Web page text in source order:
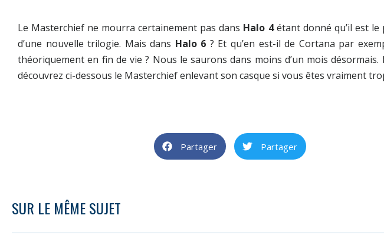
Le Masterchief ne mourra certainement pas dans Halo 4étant donné qu’il est le
d’une nouvelle trilogie. Mais dans Halo 6 ? Et qu’en est-il de Cortana par
théoriquement en fin de vie ? Nous le saurons dans moins d’un mois désormais.
découvrez ci-dessous le Masterchief enlevant son casque si vous êtes vraiment
Partager Partager
SUR LE MÊME SUJET